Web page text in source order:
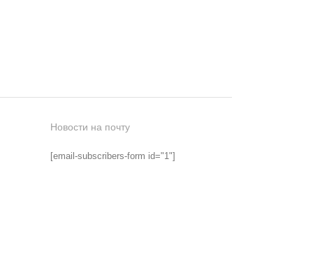
Новости на почту
[email-subscribers-form id="1"]